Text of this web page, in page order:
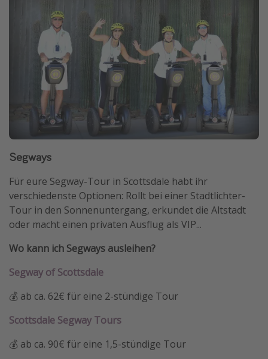
Segways
Für eure Segway-Tour in Scottsdale habt ihr
verschiedenste Optionen: Rollt bei einer Stadtlichter-
Tour in den Sonnenuntergang, erkundet die Altstadt
oder macht einen privaten Ausflug als VIP...
Wo kann ich Segways ausleihen?
Segway of Scottsdale
💰 ab ca. 62€ für eine 2-stündige Tour
Scottsdale Segway Tours
💰 ab ca. 90€ für eine 1,5-stündige Tour